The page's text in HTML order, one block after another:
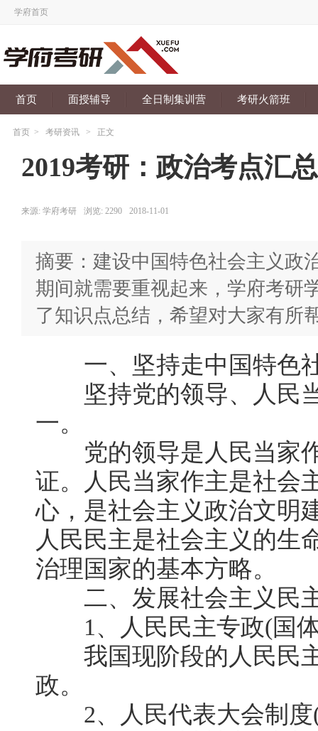
学府首页
首页 面授辅导 全日制集训营 考研火箭班
首页 > 考研资讯 > 正文
2019考研：政治考点汇
来源: 学府考研 浏览: 2290 2018-11-01
摘要：建设中国特色社会主义政
期间就需要重视起来，学府考研
了知识点总结，希望对大家有所
一、坚持走中国特色
坚持党的领导、人民
一。
党的领导是人民当家
证。人民当家作主是社会
心，是社会主义政治文明
人民民主是社会主义的生
治理国家的基本方略。
二、发展社会主义民
1、人民民主专政(国
我国现阶段的人民民主
政。
2、人民代表大会制度